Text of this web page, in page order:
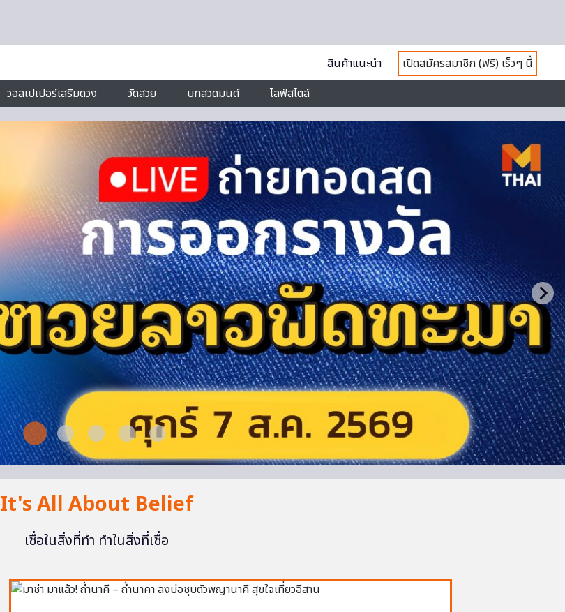
สินค้าแนะนำ
เปิดสมัครสมาชิก (ฟรี) เร็วๆ นี้
วอลเปเปอร์เสริมดวง วัดสวย บทสวดมนต์ ไลฟ์สไตล์
It's All About Belief
เชื่อในสิ่งที่ทำ ทำในสิ่งที่เชื่อ